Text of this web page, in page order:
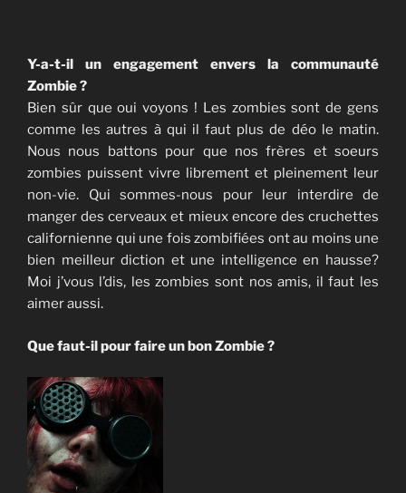
Y-a-t-il un engagement envers la communauté
Zombie ?
Bien sûr que oui voyons ! Les zombies sont de gens
comme les autres à qui il faut plus de déo le matin.
Nous nous battons pour que nos frères et soeurs
zombies puissent vivre librement et pleinement leur
non-vie. Qui sommes-nous pour leur interdire de
manger des cerveaux et mieux encore des cruchettes
californienne qui une fois zombifiées ont au moins une
bien meilleur diction et une intelligence en hausse?
Moi j’vous l’dis, les zombies sont nos amis, il faut les
aimer aussi.
Que faut-il pour faire un bon Zombie ?